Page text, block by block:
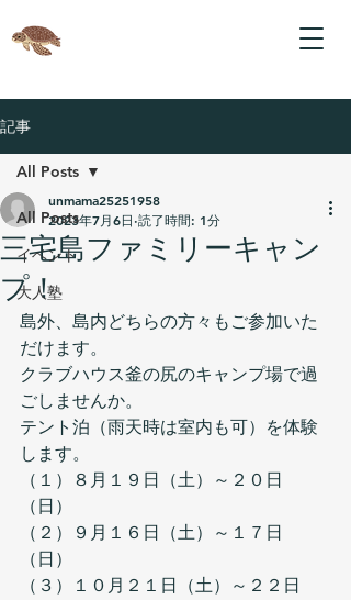
記事
All Posts
イベント
大人塾
All Posts
三宅島ファミリーキャン
プ！
unmama25251958
2023年7月6日 読了時間: 1分
島外、島内どちらの方々もご参加いた
だけます。
クラブハウス釜の尻のキャンプ場で過
ごしませんか。
テント泊（雨天時は室内も可）を体験
します。
（１）８月１９日（土）～２０日
（日）
（２）９月１６日（土）～１７日
（日）
（３）１０月２１日（土）～２２日